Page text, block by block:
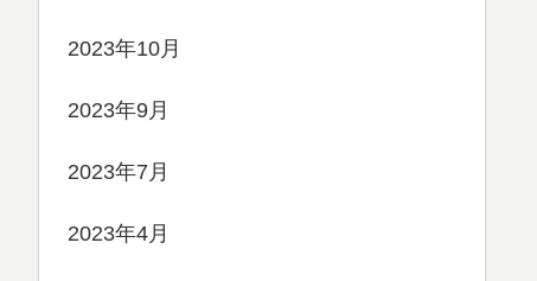
2023年10月
2023年9月
2023年7月
2023年4月